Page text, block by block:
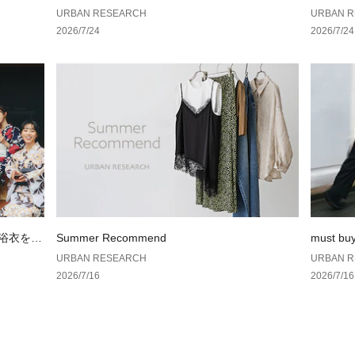
URBAN RESEARCH
2026/7/24
AN
URBAN
2026/7/24
衣を楽 Summer Recommend
URBAN RESEARCH
2026/7/16
must
URBAN
2026/7/16